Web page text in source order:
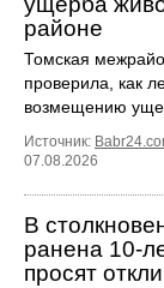
районе
Томская
проверила, как
возмещению
Источник:
07.08.2026
В
ранена 10-
просят